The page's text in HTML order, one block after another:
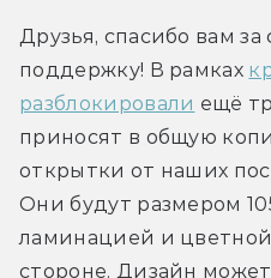
Друзья, спасибо вам
поддержку! В рамках
разблокировали ещё
приносят в общую
открытки от наших
Они будут размером
ламинацией и
стороне. Дизайн